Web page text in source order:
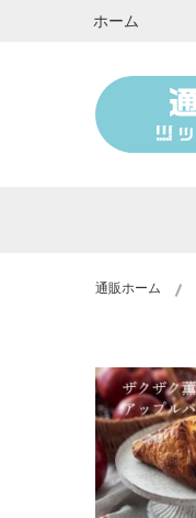
ホーム
通販ホーム